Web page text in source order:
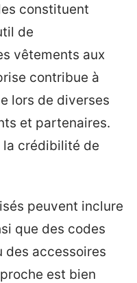
constituent
de
vêtements aux
contribue à
lors de diverses
et partenaires.
crédibilité de
peuvent inclure
que des codes
des accessoires
est bien